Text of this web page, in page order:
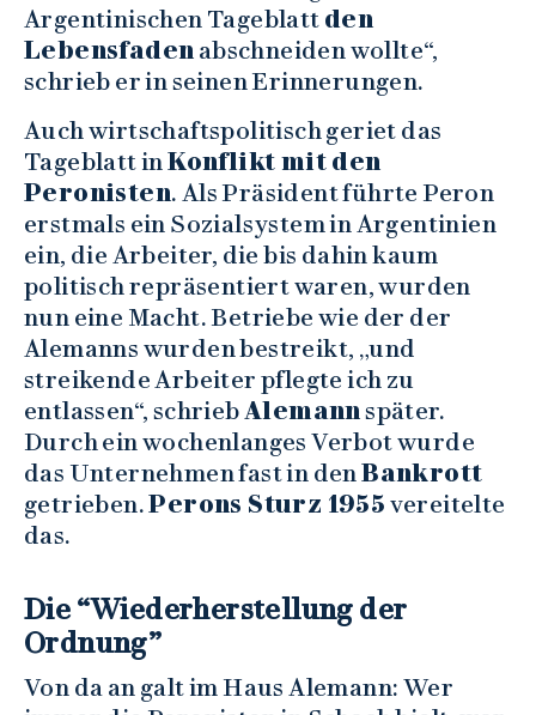
Argentinischen Tageblatt den
Lebensfaden abschneiden wollte“,
schrieb er in seinen Erinnerungen.
Auch wirtschaftspolitisch geriet das
Tageblatt inKonflikt mit den
Peronisten. Als Präsident führte Peron
erstmals ein Sozialsystem in Argentinien
ein, die Arbeiter, die bis dahin kaum
politisch repräsentiert waren, wurden
nun eine Macht. Betriebe wie der der
Alemanns wurden bestreikt, „und
streikende Arbeiter pflegte ich zu
entlassen“, schriebAlemannspäter.
Durch ein wochenlanges Verbot wurde
das Unternehmen fast in denBankrott
getrieben.Perons Sturz 1955 vereitelte
das.
Die “Wiederherstellung der
Ordnung”
Von da an galt im Haus Alemann: Wer